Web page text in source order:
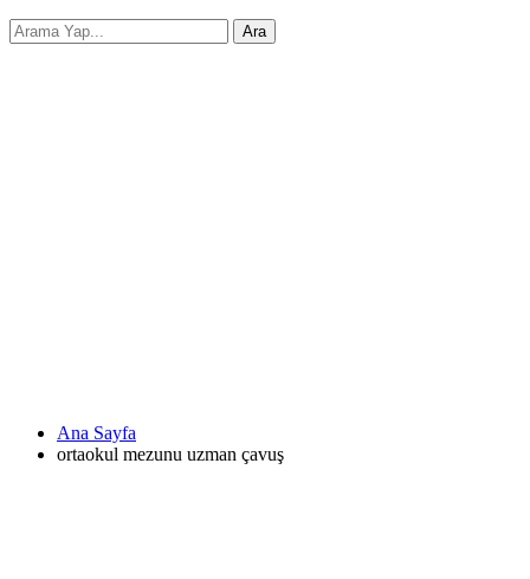
Ana Sayfa
ortaokul mezunu uzman çavuş